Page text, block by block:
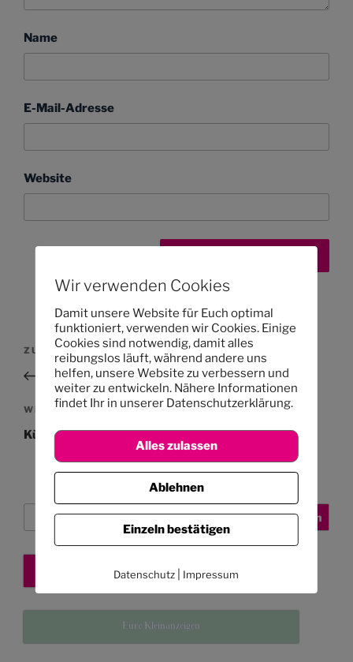
Name
E-Mail-Adresse
Website
Beitragsnavigation
Vorheriger
Beitrag
ZURÜCK
Einladung zum WM-Fest
Nächster
Beitrag
WEITER
Kündigungen im Jahr 2010
Suchen Suchen
Kita-Platz sichern
Eure Kleinanzeigen
Wir verwenden Cookies
Damit unsere Website für Euch optimal
funktioniert, verwenden wir Cookies. Einige
Cookies sind notwendig, damit alles
reibungslos läuft, während andere uns
helfen, unsere Website zu verbessern und
weiter zu entwickeln. Nähere Informationen
findet Ihr in unserer Datenschutzerklärung.
Alles zulassen
Ablehnen
Einzeln bestätigen
Datenschutz Impressum